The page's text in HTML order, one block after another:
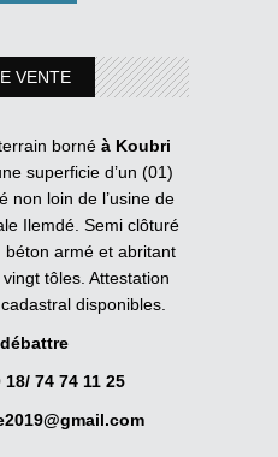
VENTE
borné à Koubri
superficie d’un (01)
non loin de l’usine de
Ilemdé. Semi clôturé
armé et abritant
tôles. Attestation
disponibles.
74 74 11 25